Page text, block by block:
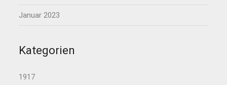
Januar 2023
Kategorien
1917